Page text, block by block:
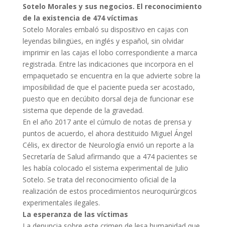
Sotelo Morales y sus negocios. El reconocimiento
de la existencia de 474 víctimas
Sotelo Morales embaló su dispositivo en cajas con
leyendas bilingües, en inglés y español, sin olvidar
imprimir en las cajas el lobo correspondiente a marca
registrada. Entre las indicaciones que incorpora en el
empaquetado se encuentra en la que advierte sobre la
imposibilidad de que el paciente pueda ser acostado,
puesto que en decúbito dorsal deja de funcionar ese
sistema que depende de la gravedad.
En el año 2017 ante el cúmulo de notas de prensa y
puntos de acuerdo, el ahora destituido Miguel Ángel
Célis, ex director de Neurología envió un reporte a la
Secretaría de Salud afirmando que a 474 pacientes se
les había colocado el sistema experimental de Julio
Sotelo. Se trata del reconocimiento oficial de la
realización de estos procedimientos neuroquirúrgicos
experimentales ilegales.
La esperanza de las víctimas